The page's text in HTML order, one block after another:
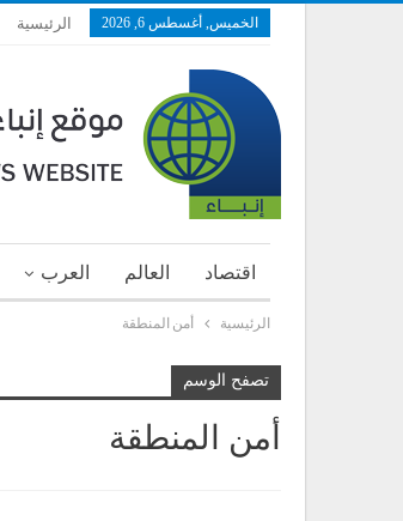
الخميس, أغسطس 6, 2026 الرئيسية
اقتصاد العالم العرب
الرئيسية أمن المنطقة
تصفح الوسم
أمن المنطقة